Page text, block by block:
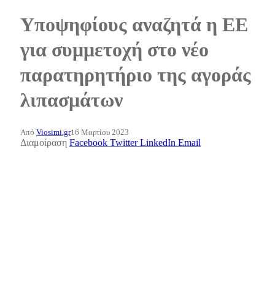
Υποψηφίους αναζητά η ΕE
για συμμετοχή στο νέο
παρατηρητήριο της αγοράς
λιπασμάτων
Από Viosimi.gr16 Μαρτίου 2023
Διαμοίραση Facebook Twitter LinkedIn Email